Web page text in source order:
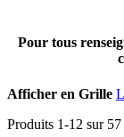
Pour tous
Afficher en Grille
Produits 1-12 sur 57